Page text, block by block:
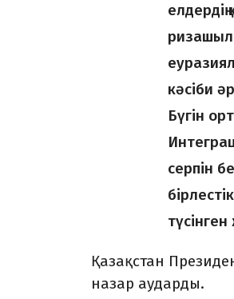
кәсіби
Бүгін
серпін
Қазақстан
назар аударды.